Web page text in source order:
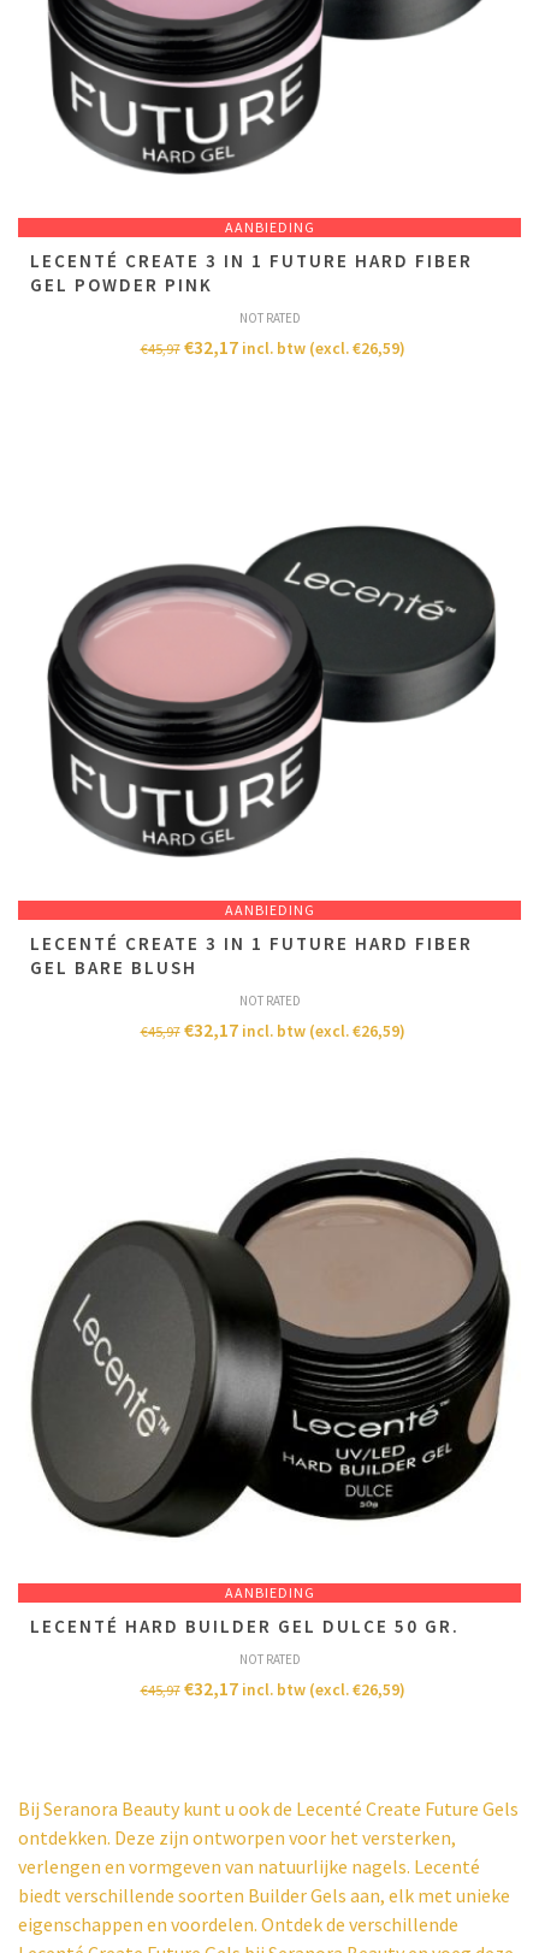
AANBIEDING
LECENTÉ CREATE 3 IN 1 FUTURE HARD FIBER
GEL POWDER PINK
NOT RATED
€45,97 €32,17 incl. btw (excl.€26,59)
AANBIEDING
LECENTÉ CREATE 3 IN 1 FUTURE HARD FIBER
GEL BARE BLUSH
NOT RATED
€45,97 €32,17 incl. btw (excl.€26,59)
AANBIEDING
LECENTÉ HARD BUILDER GEL DULCE 50 GR.
NOT RATED
€45,97 €32,17 incl. btw (excl.€26,59)
Bij Seranora Beauty kunt u ook de Lecenté Create Future Gels
ontdekken. Deze zijn ontworpen voor het versterken,
verlengen en vormgeven van natuurlijke nagels. Lecenté
biedt verschillende soorten Builder Gels aan, elk met unieke
eigenschappen en voordelen. Ontdek de verschillende